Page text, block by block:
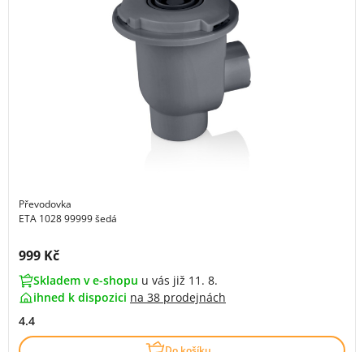
Převodovka
ETA 1028 99999 šedá
Cena s DPH:
999 Kč
Skladem v e-shopu u vás již 11. 8.
ihned k dispozici na 38 prodejnách
4.4